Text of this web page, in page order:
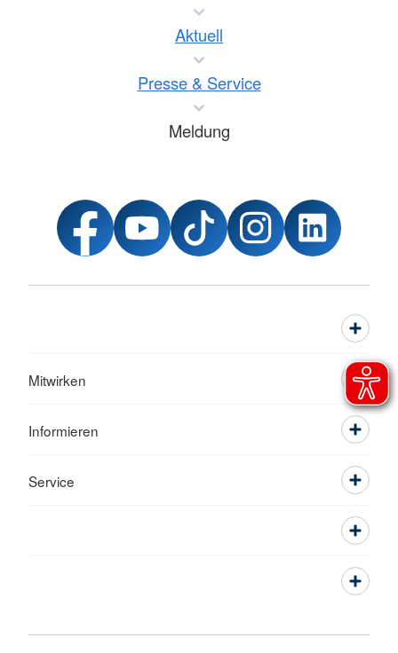
Aktuell
Presse & Service
Meldung
Mitwirken
Informieren
Service